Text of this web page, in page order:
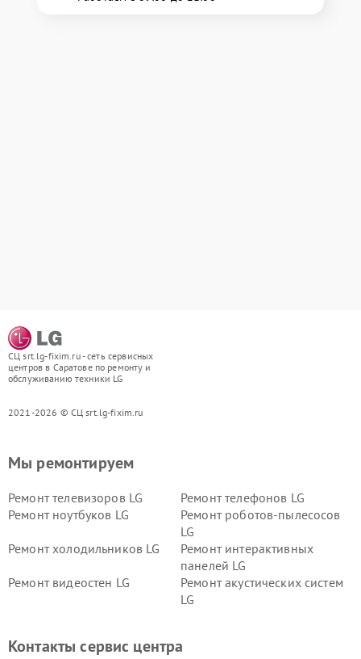
СЦ srt.lg-fixim.ru - сеть сервисных
центров в Саратове по ремонту и
обслуживанию техники LG
2021-2026 © СЦ srt.lg-fixim.ru
Мы ремонтируем
Ремонт телевизоров LG
Ремонт телефонов LG
Ремонт ноутбуков LG
Ремонт роботов-пылесосов
LG
Ремонт холодильников LG
Ремонт интерактивных
панелей LG
Ремонт видеостен LG
Ремонт акустических систем
LG
Ремонт морозильных камер
Ремонт вертикальных
Контакты сервис центра